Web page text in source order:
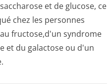
et de glucose, ce
chez les personnes
fructose,d'un syndrome
et du galactose ou d'un